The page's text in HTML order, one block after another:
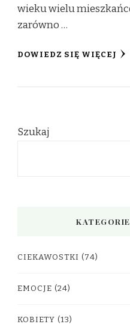
wieku wielu
zarówno …
DOWIEDZ SIĘ WIĘCEJ
Szukaj
CIEKAWOSTKI (74)
EMOCJE (24)
KOBIETY (13)